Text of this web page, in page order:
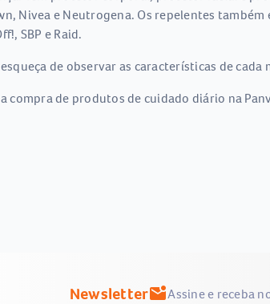
Nivea e Neutrogena. Os repelentes
SBP e Raid.
de observar as características de
compra de produtos de cuidado diário na
Newslettermark_email_unreadAssine e receba